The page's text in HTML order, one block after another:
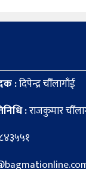
:दिपेन्द्र चौँलागाँई
:राजकुमार